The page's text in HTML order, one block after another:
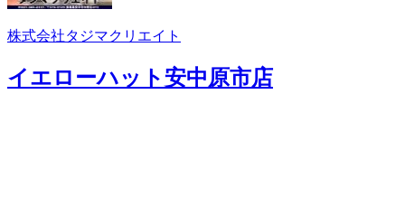
株式会社タジマクリエイト
イエローハット安中原市店